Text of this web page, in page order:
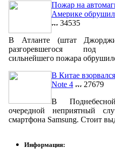
Пожар на
Америке обрушил
34535
В Атланте (штат
разгоревшегося под
сильнейшего пожара
В Китае
Note 4
27679
В
очередной неприятный
смартфона Samsung. Стоит
Информация: